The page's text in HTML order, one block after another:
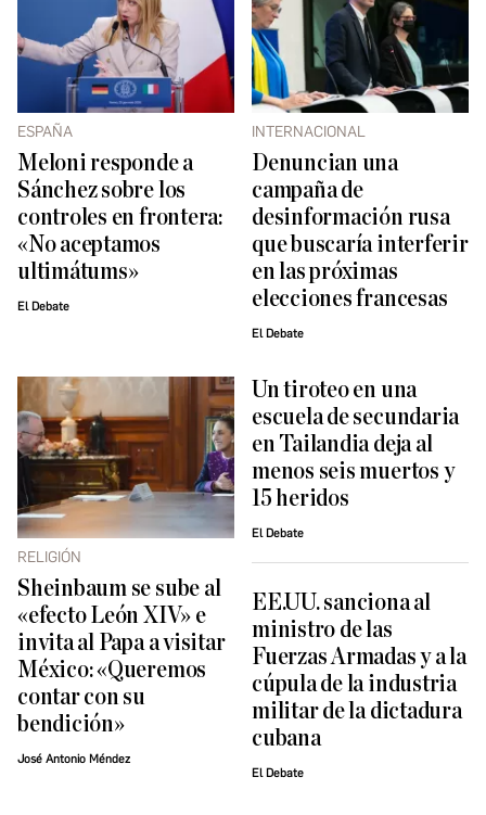
ESPAÑA
Meloni responde a
Sánchez sobre los
controles en frontera:
«No aceptamos
ultimátums»
El Debate
INTERNACIONAL
Denuncian una
campaña de
desinformación rusa
que buscaría interferir
en las próximas
elecciones francesas
El Debate
RELIGIÓN
Sheinbaum se sube al
«efecto León XIV» e
invita al Papa a visitar
México: «Queremos
contar con su
bendición»
José Antonio Méndez
Un tiroteo en una
escuela de secundaria
en Tailandia deja al
menos seis muertos y
15 heridos
El Debate
EE.UU. sanciona al
ministro de las
Fuerzas Armadas y a la
cúpula de la industria
militar de la dictadura
cubana
El Debate